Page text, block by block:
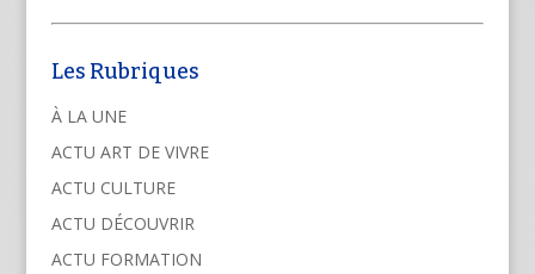
Les Rubriques
À LA UNE
ACTU ART DE VIVRE
ACTU CULTURE
ACTU DÉCOUVRIR
ACTU FORMATION